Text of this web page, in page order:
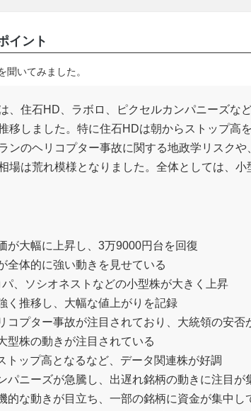
イント
聞いてみました。
、住石HD、ラボロ、ピクセルカンパニーズな
移しました。特に住石HDは朝からストップ高
ンのヘリコプター事故に関する地政学リスク
場は荒れ模様となりました。全体としては、
が大幅に上昇し、3万9000円台を回復
全体的に強い動きを見せている
、ソシオネストなどの小型株が大きく上昇
く推移し、大幅な値上がりを記録
コプター事故が注目されており、大統領の安否
型株の動きが注目されている
トップ高となるなど、データ関連株が好調
パニーズが急騰し、出遅れ銘柄の動きに注目が
的な動きが目立ち、一部の銘柄に資金が集中し